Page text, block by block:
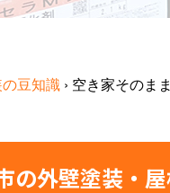
豆知識 › 空き家そのま
の外壁塗装・